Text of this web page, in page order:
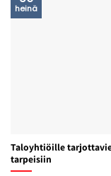
Taloyhtiöille
tarpeisiin
heinä